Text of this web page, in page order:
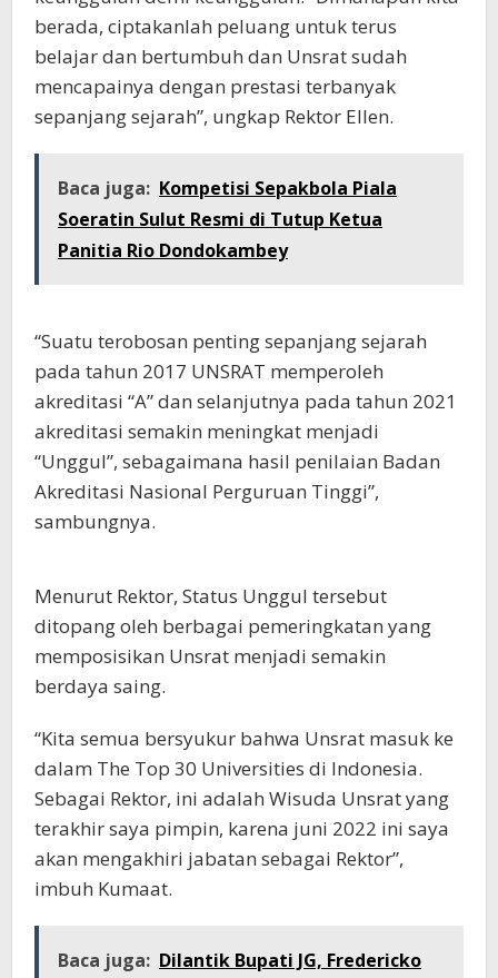
berada, ciptakanlah peluang untuk terus
belajar dan bertumbuh dan Unsrat sudah
mencapainya dengan prestasi terbanyak
sepanjang sejarah”, ungkap Rektor Ellen.
Baca juga: Kompetisi Sepakbola Piala
Soeratin Sulut Resmi di Tutup Ketua
Panitia Rio Dondokambey
“Suatu terobosan penting sepanjang sejarah
pada tahun 2017 UNSRAT memperoleh
akreditasi “A” dan selanjutnya pada tahun 2021
akreditasi semakin meningkat menjadi
“Unggul”, sebagaimana hasil penilaian Badan
Akreditasi Nasional Perguruan Tinggi”,
sambungnya.
Menurut Rektor, Status Unggul tersebut
ditopang oleh berbagai pemeringkatan yang
memposisikan Unsrat menjadi semakin
berdaya saing.
“Kita semua bersyukur bahwa Unsrat masuk ke
dalam The Top 30 Universities di Indonesia.
Sebagai Rektor, ini adalah Wisuda Unsrat yang
terakhir saya pimpin, karena juni 2022 ini saya
akan mengakhiri jabatan sebagai Rektor”,
imbuh Kumaat.
Baca juga: Dilantik Bupati JG, Fredericko